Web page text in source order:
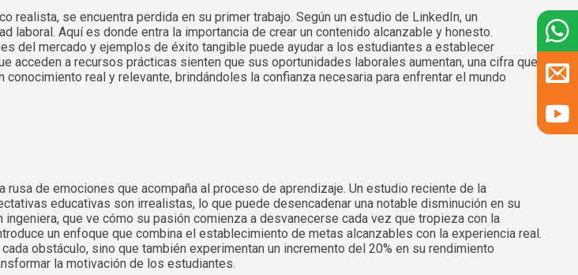
realista, se encuentra perdida en su primer trabajo. Según un estudio de LinkedIn, un
Aquí es donde entra la importancia de crear un contenido alcanzable y honesto.
del mercado y ejemplos de éxito tangible puede ayudar a los estudiantes a establecer
acceden a recursos prácticas sienten que sus oportunidades laborales aumentan, una cifra que
real y relevante, brindándoles la confianza necesaria para enfrentar el mundo
de emociones que acompaña al proceso de aprendizaje. Un estudio reciente de la
educativas son irrealistas, lo que puede desencadenar una notable disminución en su
que ve cómo su pasión comienza a desvanecerse cada vez que tropieza con la
un enfoque que combina el establecimiento de metas alcanzables con la experiencia real.
obstáculo, sino que también experimentan un incremento del 20% en su rendimiento
la motivación de los estudiantes.